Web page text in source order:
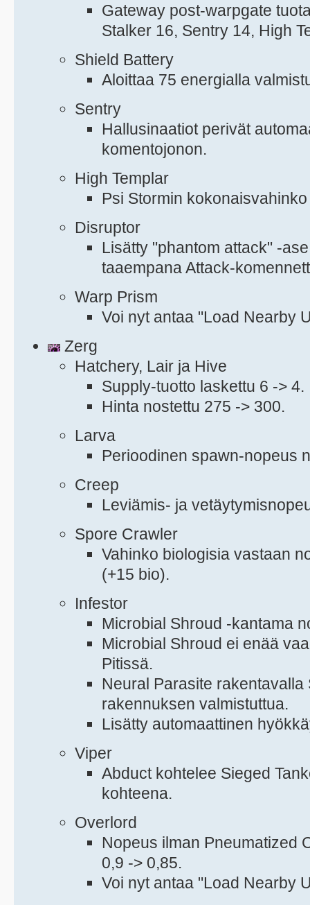
Gateway post-warpgate
Stalker 16, Sentry 14, High
Shield Battery
Aloittaa 75 energialla
Sentry
Hallusinaatiot perivät
komentojonon.
High Templar
Psi Stormin
Disruptor
Lisätty "phantom attack" -
taaempana Attack-
Warp Prism
Voi nyt antaa "Load Nearby
Zerg
Hatchery, Lair ja Hive
Supply-tuotto laskettu 6 -> 4.
Hinta nostettu 275 -> 300.
Larva
Perioodinen spawn-nopeus
Creep
Leviämis- ja
Spore Crawler
Vahinko biologisia vastaan
(+15 bio).
Infestor
Microbial Shroud -kantama
Microbial Shroud ei enää
Pitissä.
Neural Parasite
rakennuksen valmistuttua.
Lisätty automaattinen
Viper
Abduct kohtelee Sieged
kohteena.
Overlord
Nopeus ilman Pneumatized
0,9 -> 0,85.
Voi nyt antaa "Load Nearby